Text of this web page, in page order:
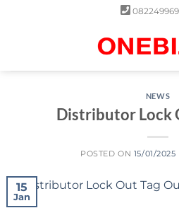
NEWS
Distributor Lock
POSTED ON 15/01/2025
15
Jan